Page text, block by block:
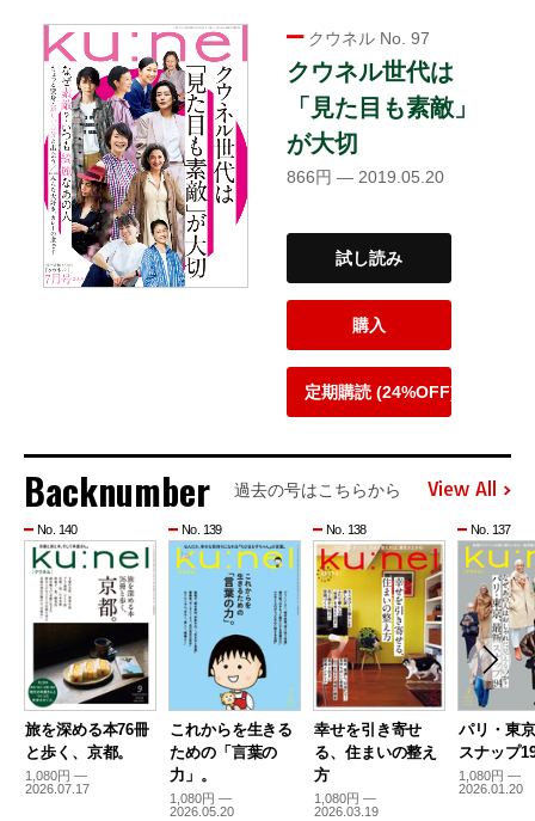
クウネル No. 97
クウネル世代は
「見た目も素敵」
が大切
866円 — 2019.05.20
試し読み
購入
定期購読 (24%OFF)
Backnumber 過去の号はこちらから View All
No. 140
旅を深める本76冊
と歩く、京都。
1,080円 —
2026.07.17
No. 139
これからを生きる
ための「言葉の
力」。
1,080円 —
2026.05.20
No. 138
幸せを引き寄せ
る、住まいの整え
方
1,080円 —
2026.03.19
No. 137
パリ・東
スナップ
1,080円 —
2026.01.20